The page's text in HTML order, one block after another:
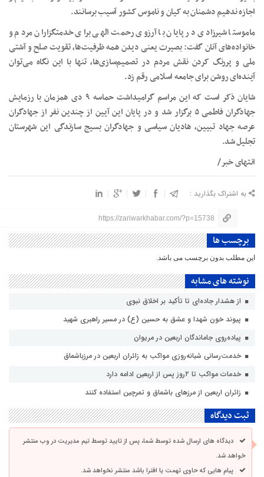
اجازه ندهیم دشمنان به کیان و ناموس کشور آسیب برسانند.
ماموستا شیرزادی در پایان با آرزوی رحمت الهی برای خدمتگزاران مردم و
خانواده‌های آنان گفت: بصیرت یعنی دیدن همه ظرفیت‌ها، تقویت صلح و آشتی
ملی و پررنگ کردن نقش مردم در تصمیم‌سازی‌ها، تنها با این نگاه می‌توان
آینده‌ای روشن برای جامعه اسلامی رقم زد.
شایان ذکر است که این مراسم گرامیداشت حماسه ۹ دی همزمان با رزمایش
جهادگران فاطمی ۵ برگزار شد و در پایان این آیین از چندین نفر از جهادگران
عرصه جهاد تبیین، هادیان سیاسی و جهادگران بسیج سازندگی این شهرستان
تجلیل شد.
انتهای خبر/
به اشتراک بگذارید :
https://zariwarkhabar.com/?p=15738
برچسب ها
این مطلب بدون برچسب می باشد.
نوشته های مشابه
از هشدار جاده‌ای تا تأکید بر اخلاق نبوی
پیوند خون شهدا و عشق به حسین (ع) در مسیر راهبری شهید
پیاده‌روی جاماندگان اربعین در مریوان
خدمت‌رسانی شبانه‌روزی مواکب به زائران اربعین در مرزباشماق
خدمات مواکب تا ۲روز پس از اربعین ادامه دارد
زائران اربعین از مرزهای باشماق و تمرچین استفاده کنند
ثبت دیدگاه
دیدگاه های ارسال شده توسط شما، پس از تایید توسط تیم مدیریت در وب منتشر
خواهد شد.
پیام هایی که حاوی تهمت یا افترا باشد منتشر نخواهد شد.